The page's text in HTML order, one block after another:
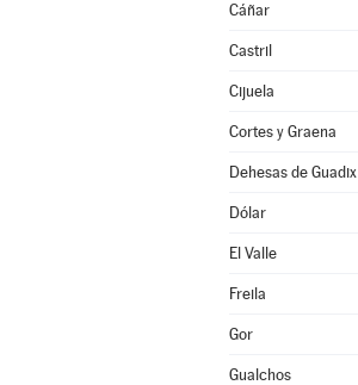
Cáñar
Castril
Cijuela
Cortes y Graena
Dehesas de Guadix
Dólar
El Valle
Freila
Gor
Gualchos